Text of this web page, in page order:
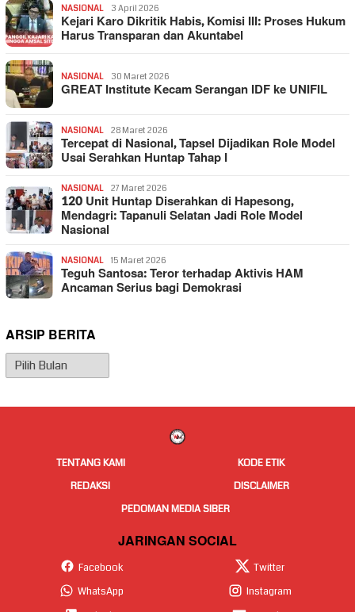
NASIONAL 3 April 2026
Kejari Karo Dikritik Habis, Komisi III: Proses Hukum
Harus Transparan dan Akuntabel
NASIONAL 30 Maret 2026
GREAT Institute Kecam Serangan IDF ke UNIFIL
NASIONAL 28 Maret 2026
Tercepat di Nasional, Tapsel Dijadikan Role Model
Usai Serahkan Huntap Tahap I
NASIONAL 27 Maret 2026
120 Unit Huntap Diserahkan di Hapesong,
Mendagri: Tapanuli Selatan Jadi Role Model
Nasional
NASIONAL 15 Maret 2026
Teguh Santosa: Teror terhadap Aktivis HAM
Ancaman Serius bagi Demokrasi
ARSIP BERITA
Arsip
Berita
TENTANG KAMI
KODE ETIK
REDAKSI
DISCLAIMER
PEDOMAN MEDIA SIBER
JARINGAN SOCIAL
Facebook
Twitter
WhatsApp
Instagram